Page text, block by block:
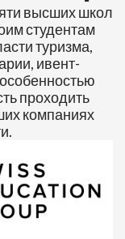
высших школ
студентам
туризма,
ивент-
проходить
компаниях